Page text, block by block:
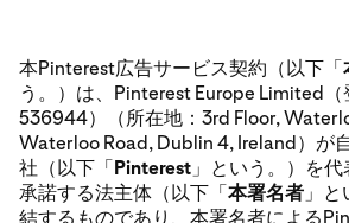
本Pinterest広告サービス契約（以下「
う。）は、Pinterest Europe Limited
536944）（所在地：3rd Floor,
Waterloo Road, Dublin 4, Ireland）が
社（以下「 Pinterest 」という。）を
承諾する法主体（以下「 本署名者 」
結するものであり、本署名者による